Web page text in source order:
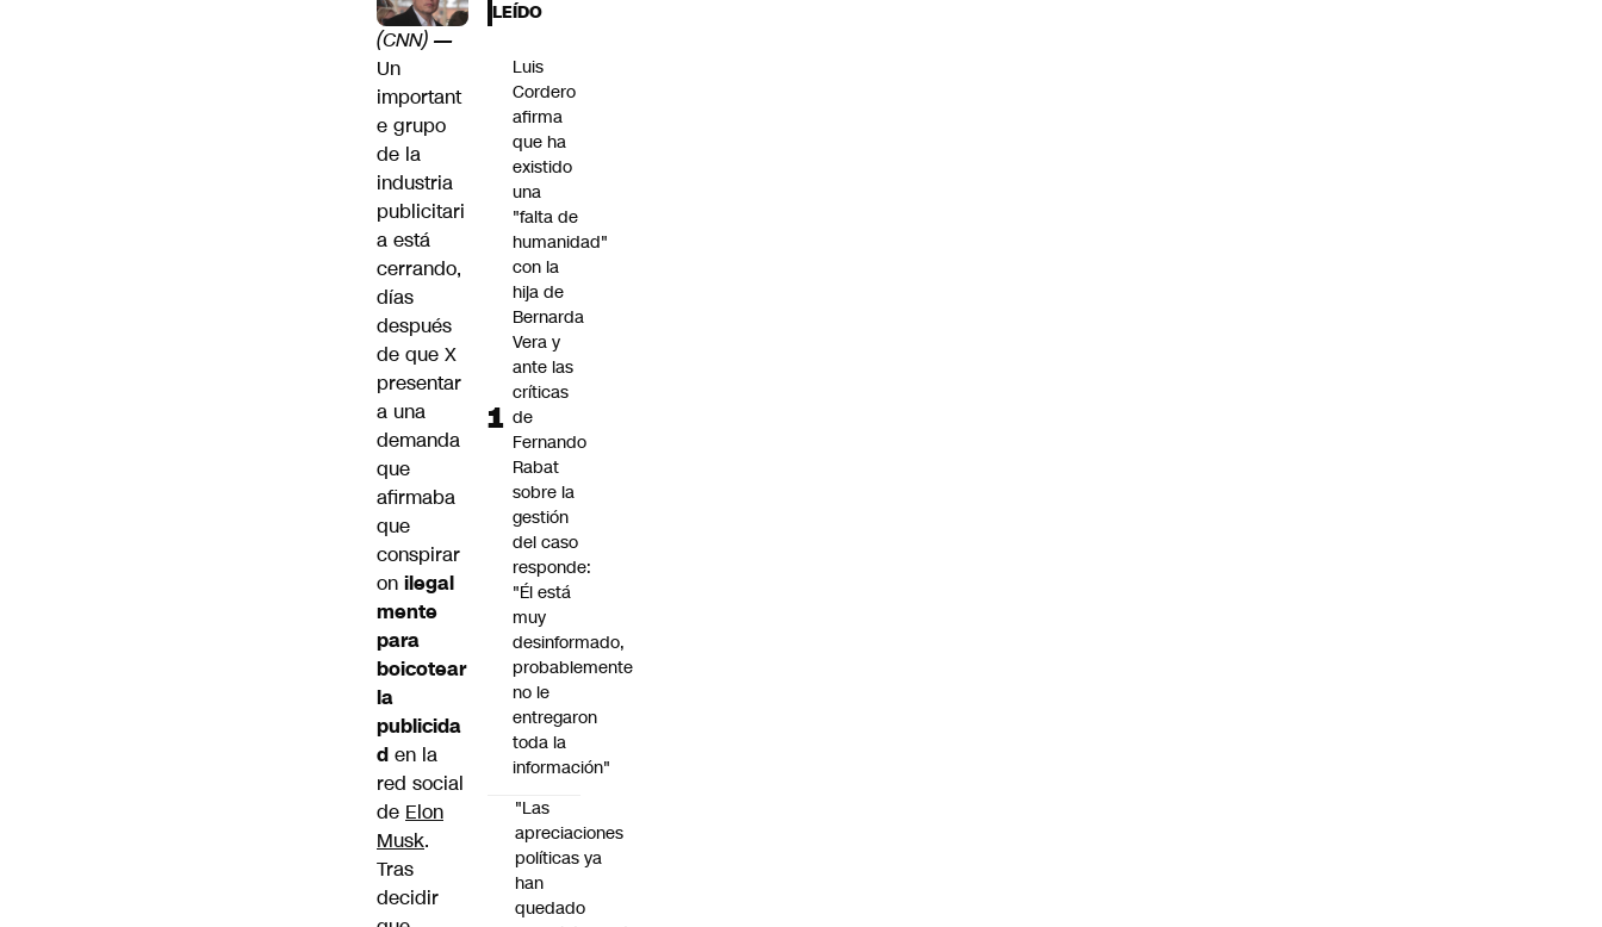
(CNN) —
Un
important
e grupo
de la
industria
publicitari
a está
cerrando,
días
después
de que X
presentar
a una
demanda
que
afirmaba
que
conspirar
on ilegal
mente
para
boicotear
la
publicida
d en la
red social
de Elon
Musk.
Tras
decidir
LEÍDO
Luis
Cordero
afirma
que ha
existido
una
"falta de
humanidad"
con la
hija de
Bernarda
Vera y
ante las
críticas
de
Fernando
Rabat
sobre la
gestión
del caso
responde:
"Él está
muy
desinformado,
probablemente
no le
entregaron
toda la
información"
"Las
apreciaciones
políticas ya
han
quedado